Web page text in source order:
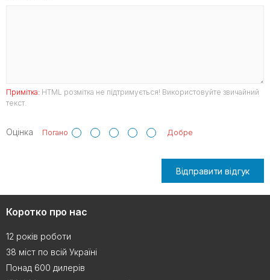
Примітка: HTML розмітка не підтримується! Використовуйте звичайний
текст.
Оцінка Погано Добре
Відправити відгук
Коротко про нас
12 років роботи
38 міст по всій Україні
Понад 600 дилерів